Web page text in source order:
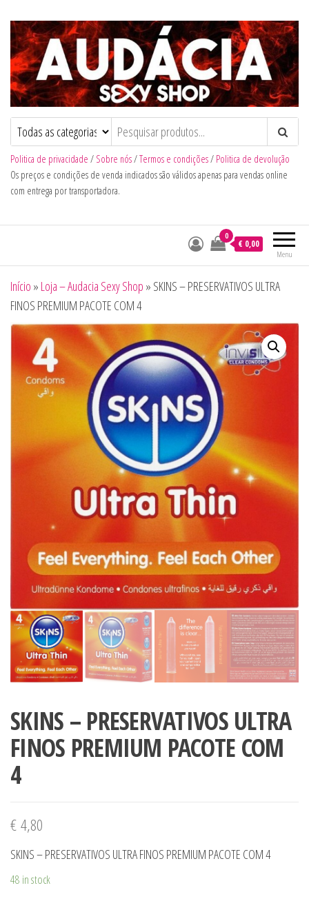
Audacia Sexy Shop
Politica de privacidade / Sobre nós/Termos e condições/ Politica de devolução
Os preços e condições de venda indicados são válidos apenas para vendas online
com entrega por transportadora.
Menu
0
€ 0,00
Início » Loja – Audacia Sexy Shop » SKINS – PRESERVATIVOS ULTRA
FINOS PREMIUM PACOTE COM 4
SKINS – PRESERVATIVOS ULTRA
FINOS PREMIUM PACOTE COM
4
€4,80
SKINS – PRESERVATIVOS ULTRA FINOS PREMIUM PACOTE COM 4
48 in stock